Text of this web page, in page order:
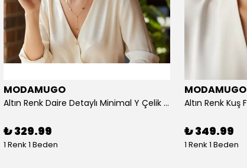
MODAMUGO
Altın Renk Daire Detaylı Minimal Y Çelik Kolye
₺ 329.99
1 Renk 1 Beden
MODAMUGO
₺ 349.99
1 Renk 1 Beden